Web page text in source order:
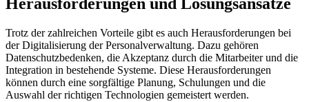
Herausforderungen und Lösungsansätze
Trotz der zahlreichen Vorteile gibt es auch Herausforderungen bei
der Digitalisierung der Personalverwaltung. Dazu gehören
Datenschutzbedenken, die Akzeptanz durch die Mitarbeiter und die
Integration in bestehende Systeme. Diese Herausforderungen
können durch eine sorgfältige Planung, Schulungen und die
Auswahl der richtigen Technologien gemeistert werden.